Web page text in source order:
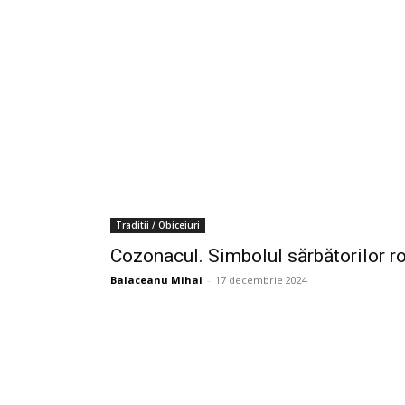
Traditii / Obiceiuri
Cozonacul. Simbolul sărbătorilor
Balaceanu Mihai - 17 decembrie 2024